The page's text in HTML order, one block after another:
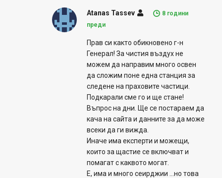
Atanas Tassev
8 години
преди
Прав си както обикновено г-н
Генерал! За чистия въздух не
можем да направим много освен
да сложим поне една станция за
следене на праховите частици.
Подкарали сме го и ще стане!
Въпрос на дни. Ще се постараем да
кача на сайта и данните за да може
всеки да ги вижда.
Иначе има експерти и можещи,
които за щастие се включват и
помагат с каквото могат.
Е, има и много сеирджии …но това